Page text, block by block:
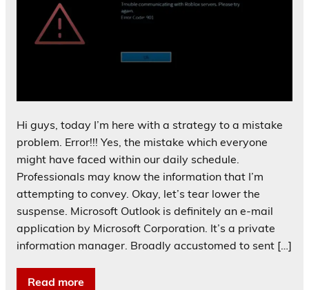
Hi guys, today I’m here with a strategy to a mistake
problem. Error!!! Yes, the mistake which everyone
might have faced within our daily schedule.
Professionals may know the information that I’m
attempting to convey. Okay, let’s tear lower the
suspense. Microsoft Outlook is definitely an e-mail
application by Microsoft Corporation. It’s a private
information manager. Broadly accustomed to sent […]
Read more